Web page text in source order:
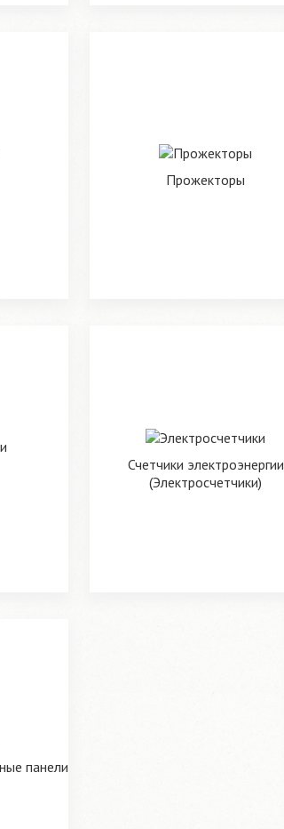
Прожекторы
Счетчики электроэнергии
(Электросчетчики)
панели